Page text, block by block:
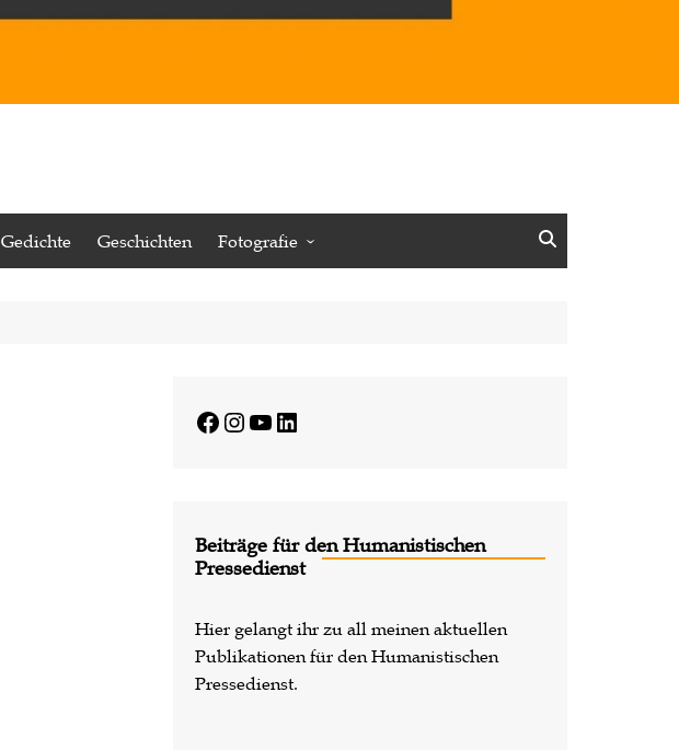
Gedichte Geschichten Fotografie
Facebook
Instagram
YouTube
LinkedIn
Beiträge für den Humanistischen
Pressedienst
Hier gelangt ihr zu all meinen aktuellen
Publikationen für den Humanistischen
Pressedienst.